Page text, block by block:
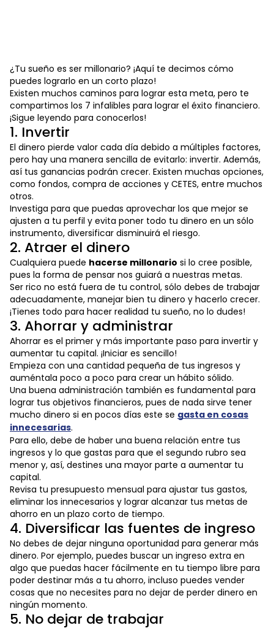
¿Tu sueño es ser millonario? ¡Aquí te decimos cómo
puedes lograrlo en un corto plazo!
Existen muchos caminos para lograr esta meta, pero te
compartimos los 7 infalibles para lograr el éxito financiero.
¡Sigue leyendo para conocerlos!
1. Invertir
El dinero pierde valor cada día debido a múltiples factores,
pero hay una manera sencilla de evitarlo: invertir. Además,
así tus ganancias podrán crecer. Existen muchas opciones,
como fondos, compra de acciones y CETES, entre muchos
otros.
Investiga para que puedas aprovechar los que mejor se
ajusten a tu perfil y evita poner todo tu dinero en un sólo
instrumento, diversificar disminuirá el riesgo.
2. Atraer el dinero
Cualquiera puede hacerse millonario si lo cree posible,
pues la forma de pensar nos guiará a nuestras metas.
Ser rico no está fuera de tu control, sólo debes de trabajar
adecuadamente, manejar bien tu dinero y hacerlo crecer.
¡Tienes todo para hacer realidad tu sueño, no lo dudes!
3. Ahorrar y administrar
Ahorrar es el primer y más importante paso para invertir y
aumentar tu capital. ¡Iniciar es sencillo!
Empieza con una cantidad pequeña de tus ingresos y
auméntala poco a poco para crear un hábito sólido.
Una buena administración también es fundamental para
lograr tus objetivos financieros, pues de nada sirve tener
mucho dinero si en pocos días este se gasta en cosas
innecesarias.
Para ello, debe de haber una buena relación entre tus
ingresos y lo que gastas para que el segundo rubro sea
menor y, así, destines una mayor parte a aumentar tu
capital.
Revisa tu presupuesto mensual para ajustar tus gastos,
eliminar los innecesarios y lograr alcanzar tus metas de
ahorro en un plazo corto de tiempo.
4. Diversificar las fuentes de ingreso
No debes de dejar ninguna oportunidad para generar más
dinero. Por ejemplo, puedes buscar un ingreso extra en
algo que puedas hacer fácilmente en tu tiempo libre para
poder destinar más a tu ahorro, incluso puedes vender
cosas que no necesites para no dejar de perder dinero en
ningún momento.
5. No dejar de trabajar